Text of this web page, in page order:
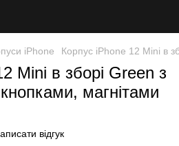
iPhone Корпус iPhone 12 Mini в
Mini в зборі Green з
магнітами
відгук